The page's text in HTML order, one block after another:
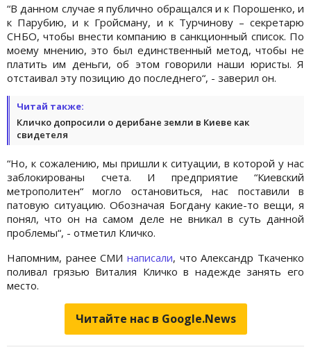
“В данном случае я публично обращался и к Порошенко, и
к Парубию, и к Гройсману, и к Турчинову – секретарю
СНБО, чтобы внести компанию в санкционный список. По
моему мнению, это был единственный метод, чтобы не
платить им деньги, об этом говорили наши юристы. Я
отстаивал эту позицию до последнего“, - заверил он.
Читай также:
Кличко допросили о дерибане земли в Киеве как
свидетеля
“Но, к сожалению, мы пришли к ситуации, в которой у нас
заблокированы счета. И предприятие “Киевский
метрополитен“ могло остановиться, нас поставили в
патовую ситуацию. Обозначая Богдану какие-то вещи, я
понял, что он на самом деле не вникал в суть данной
проблемы“, - отметил Кличко.
Напомним, ранее СМИ написали, что Александр Ткаченко
поливал грязью Виталия Кличко в надежде занять его
место.
Читайте нас в Google.News